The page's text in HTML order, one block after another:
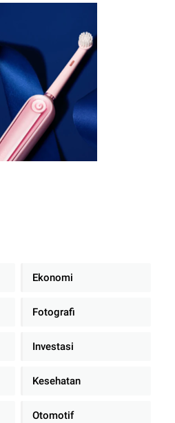
Ekonomi
Fotografi
Investasi
Kesehatan
Otomotif